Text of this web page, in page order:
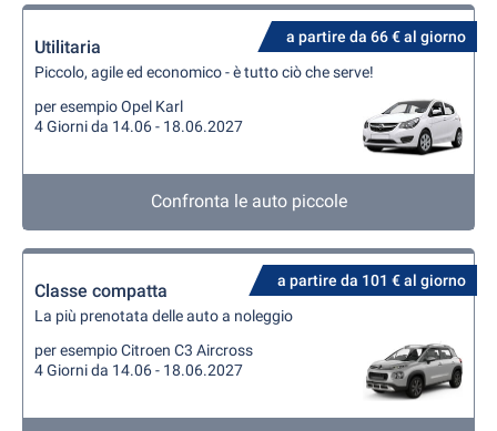
a partire da 66 € al giorno
Utilitaria
Piccolo, agile ed economico - è tutto ciò che serve!
per esempio Opel Karl
4 Giorni da 14.06 - 18.06.2027
Confronta le auto piccole
a partire da 101 € al giorno
Classe compatta
La più prenotata delle auto a noleggio
per esempio Citroen C3 Aircross
4 Giorni da 14.06 - 18.06.2027